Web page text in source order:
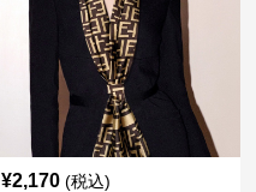
¥2,170 (税込)